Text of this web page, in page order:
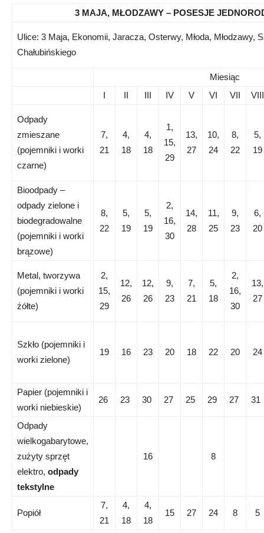
3 MAJA, MŁODZAWY – POSESJE
Ulice: 3 Maja, Ekonomii, Jaracza, Osterwy, Młoda, Młodzawy,
Chałubińskiego
Miesiąc
I
II III IV V VI VII VIII
Odpady
zmieszane
(pojemniki i worki
czarne)
7,
21
4,
18
4,
18
1,
15,
29
13,
27
10,
24
8,
22
5,
19
Bioodpady –
odpady zielone i
biodegradowalne
(pojemniki i worki
brązowe)
8,
22
5,
19
5,
19
2,
16,
30
14,
28
11,
25
9,
23
6,
20
Metal, tworzywa
(pojemniki i worki
żółte)
2,
15,
29
12,
26
12,
26
9,
23
7,
21
5,
18
2,
16,
30
13,
27
Szkło (pojemniki i
worki zielone)
19 16 23 20 18 22 20 24
Papier (pojemniki i
worki niebieskie)
26 23 30 27 25 29 27 31
Odpady
wielkogabarytowe,
zużyty sprzęt
elektro, odpady
tekstylne
16 8
Popiół
7,
21
4,
18
4,
18
15 27 24 8 5